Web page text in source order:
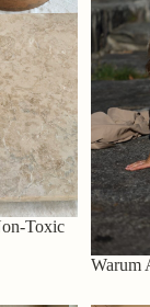
Toxic
Warum